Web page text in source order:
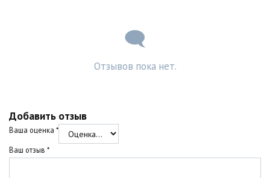
Отзывов пока нет.
Добавить отзыв
Ваша оценка *
Ваш отзыв *